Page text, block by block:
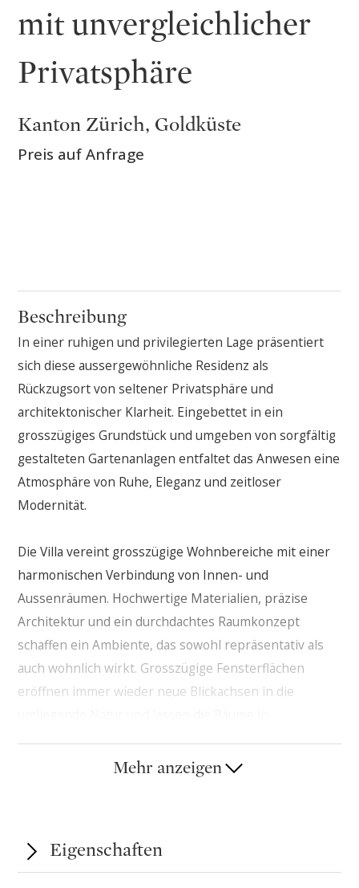
mit unvergleichlicher
Privatsphäre
Kanton Zürich, Goldküste
Preis auf Anfrage
Beschreibung
In einer ruhigen und privilegierten Lage präsentiert
sich diese aussergewöhnliche Residenz als
Rückzugsort von seltener Privatsphäre und
architektonischer Klarheit. Eingebettet in ein
grosszügiges Grundstück und umgeben von sorgfältig
gestalteten Gartenanlagen entfaltet das Anwesen eine
Atmosphäre von Ruhe, Eleganz und zeitloser
Modernität.
Die Villa vereint grosszügige Wohnbereiche mit einer
harmonischen Verbindung von Innen- und
Aussenräumen. Hochwertige Materialien, präzise
Architektur und ein durchdachtes Raumkonzept
schaffen ein Ambiente, das sowohl repräsentativ als
auch wohnlich wirkt. Grosszügige Fensterflächen
eröffnen immer wieder neue Blickachsen in die
Charakter dieser Liegenschaft und laden zu
entspannten Momenten in privater Atmosphäre ein.
Mehr anzeigen
Eigenschaften